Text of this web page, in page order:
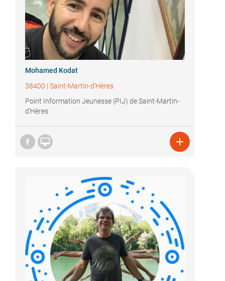
Mohamed Kodat
38400 | Saint-Martin-d'Hères
Point Information Jeunesse (PIJ) de Saint-Martin-
d'Hères
 